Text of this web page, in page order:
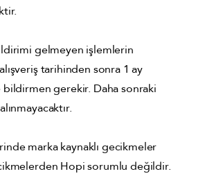
gelmeyen işlemlerin
tarihinden sonra 1 ay
gerekir. Daha sonraki
marka kaynaklı gecikmeler
Hopi sorumlu değildir.